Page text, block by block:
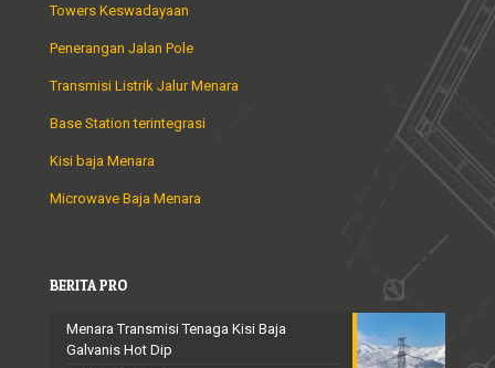
Towers Keswadayaan
Penerangan Jalan Pole
Transmisi Listrik Jalur Menara
Base Station terintegrasi
Kisi baja Menara
Microwave Baja Menara
BERITA PRO
Menara Transmisi Tenaga Kisi Baja
Galvanis Hot Dip